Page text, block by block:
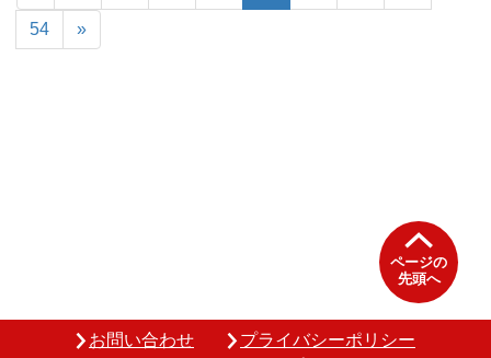
54 »
ページの
先頭へ
お問い合わせ
プライバシーポリシー